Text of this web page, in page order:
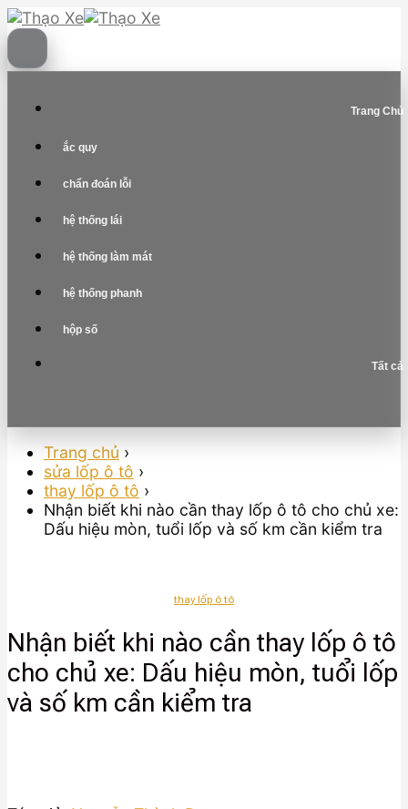
Skip
to
content
Trang Chủ
ắc quy
chẩn đoán lỗi
hệ thống lái
hệ thống làm mát
hệ thống phanh
hộp số
Tất cả
Trang chủ ›
sửa lốp ô tô ›
thay lốp ô tô ›
Nhận biết khi nào cần thay lốp ô tô cho chủ xe:
Dấu hiệu mòn, tuổi lốp và số km cần kiểm tra
thay lốp ô tô
Nhận biết khi nào cần thay lốp ô tô
cho chủ xe: Dấu hiệu mòn, tuổi lốp
và số km cần kiểm tra